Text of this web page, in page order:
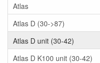
Atlas
Atlas D (30->87)
Atlas D unit (30-42)
Atlas D K100 unit (30-42)